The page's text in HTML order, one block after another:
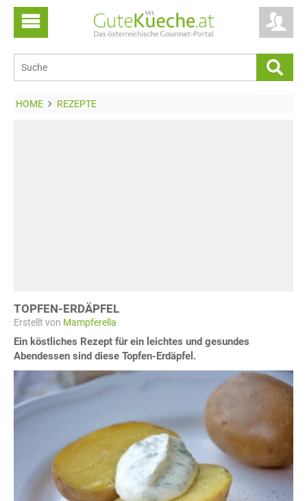
HOME REZEPTE
TOPFEN-ERDÄPFEL
Erstellt von Mampferella
Ein köstliches Rezept für ein leichtes und gesundes
Abendessen sind diese Topfen-Erdäpfel.